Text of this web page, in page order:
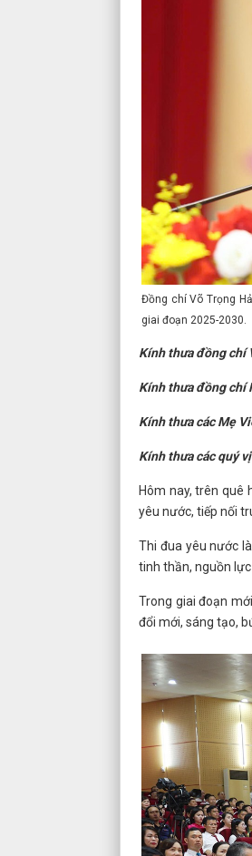
Đồng chí Võ Trọng
giai đoạn 2025-2030.
Kính thưa đồng chí
Kính thưa đồng chí
Kính thưa các Mẹ
Kính thưa các quý
Hôm nay, trên quê
yêu nước, tiếp nối
Thi đua yêu nước
tinh thần, nguồn
Trong giai đoạn
đổi mới, sáng tạo,